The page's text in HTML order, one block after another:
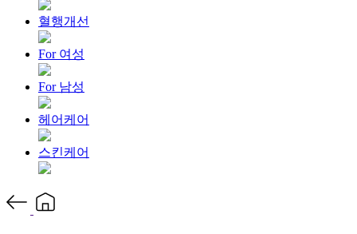
혈행개선
For 여성
For 남성
헤어케어
스킨케어